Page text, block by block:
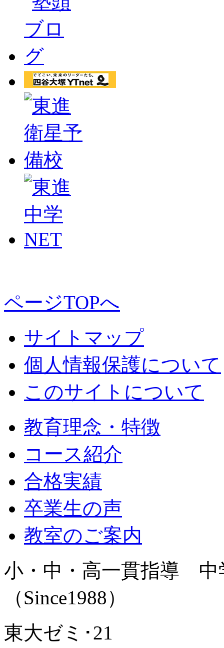
ページTOPへ
サイトマップ
個人情報保護について
このサイトについて
教育理念・特徴
コース紹介
合格実績
卒業生の声
教室のご案内
小・中・高一貫指導 中
（Since1988）
東大ゼミ･21